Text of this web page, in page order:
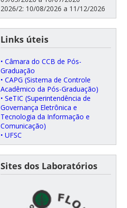
2026/2: 10/08/2026 a 11/12/2026
Links úteis
• Câmara do CCB de Pós-
Graduação
• CAPG (Sistema de Controle
Acadêmico da Pós-Graduação)
• SeTIC (Superintendência de
Governança Eletrônica e
Tecnologia da Informação e
Comunicação)
• UFSC
Sites dos Laboratórios